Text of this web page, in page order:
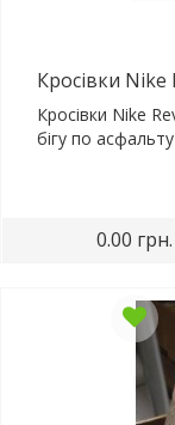
Кросівки
Кросівки Nike
бігу по
0.00 грн.